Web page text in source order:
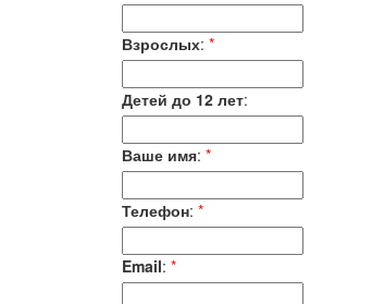
Взрослых: *
Детей до 12 лет:
Ваше имя: *
Телефон: *
Email: *